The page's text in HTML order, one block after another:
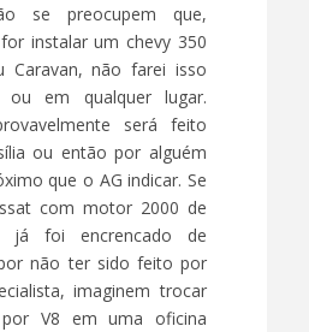
se preocupem que,
instalar um chevy 350
Caravan, não farei isso
ou em qualquer lugar.
será feito
ou então por alguém
que o AG indicar. Se
com motor 2000 de
já foi encrencado de
não ter sido feito por
imaginem trocar
V8 em uma oficina